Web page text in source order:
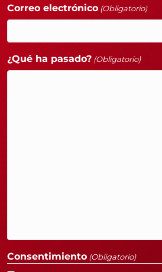
Correo electrónico (Obligatorio)
¿Qué ha pasado? (Obligatorio)
Consentimiento (Obligatorio)